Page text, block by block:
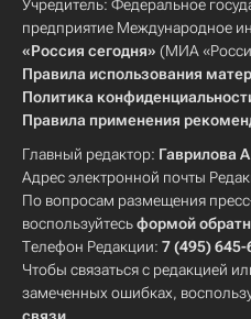
Учредитель: Федеральное
предприятие Международное
«Россия сегодня» (МИА
Правила использования
Политика
Правила применения
Главный редактор: Гаврилова
Адрес электронной почты
По вопросам размещения
воспользуйтесьформой
Телефон Редакции: 7 (495) 645-
Чтобы связаться с редакцией
замеченных ошибках,